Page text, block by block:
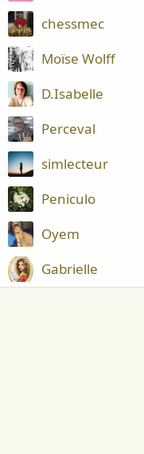
chessmec
Moïse Wolff
D.Isabelle
Perceval
simlecteur
Peniculo
Oyem
Gabrielle